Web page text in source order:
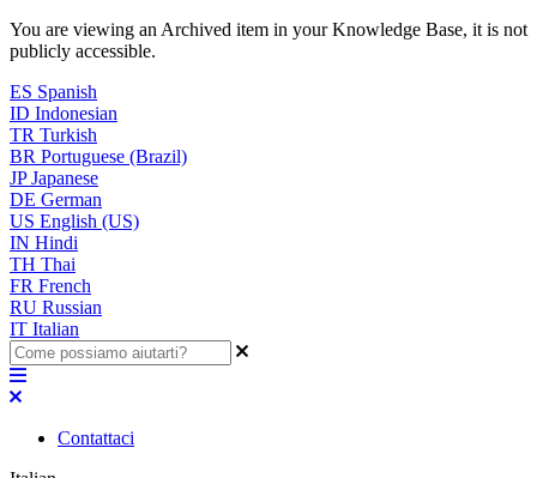
You are viewing an Archived item in your Knowledge Base, it is not
publicly accessible.
ES Spanish
ID Indonesian
TR Turkish
BR Portuguese (Brazil)
JP Japanese
DE German
US English (US)
IN Hindi
TH Thai
FR French
RU Russian
IT Italian
Contattaci